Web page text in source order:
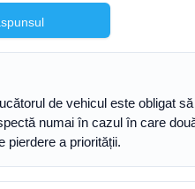
de vehicul este obligat
numai în cazul în care
pierdere a priorității.